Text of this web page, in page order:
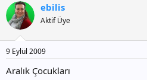
ebilis
Aktif Üye
9 Eylül 2009
Aralık Çocukları